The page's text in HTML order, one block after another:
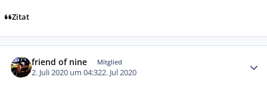
Zitat
friend of nine Mitglied
2. Juli 2020 um 04:322. Jul 2020